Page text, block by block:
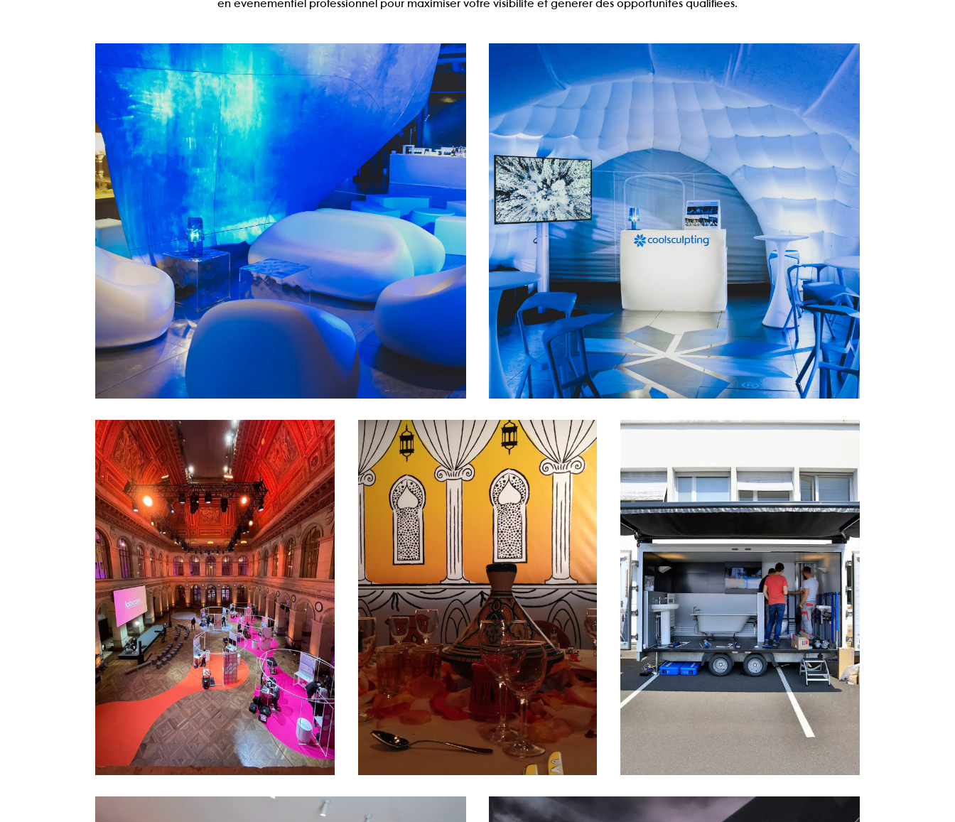
en événementiel professionnel pour maximiser votre visibilité et générer des opportunités qualifiées.
COOLSCULPTING
Événement presse
COOLSCULPTING
Événement presse - Georges
CNRS
Événement - Palais Brongniart
SÉMINAIRE
CANNES
GEBERIT
Roadshow